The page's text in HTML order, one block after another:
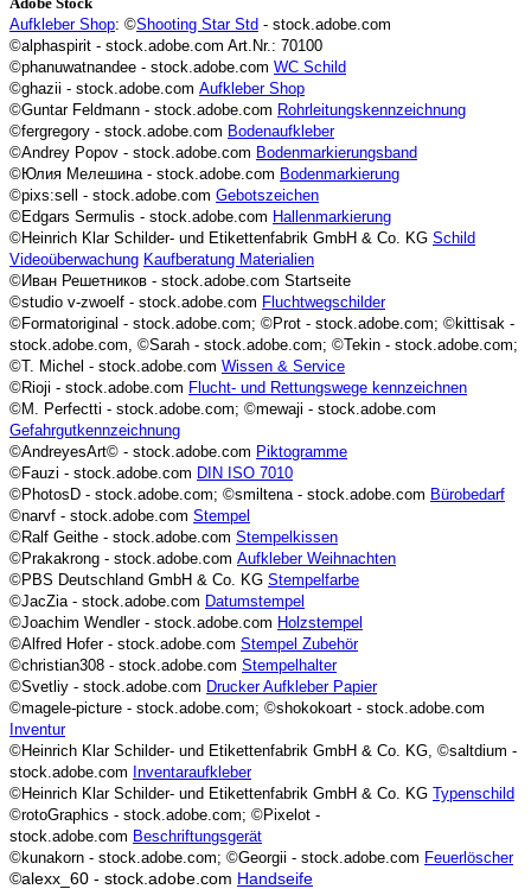
Aufkleber Shop: ©Shooting Star Std - stock.adobe.com
©alphaspirit - stock.adobe.com Art.Nr.: 70100
©phanuwatnandee - stock.adobe.com WC Schild
©ghazii - stock.adobe.com Aufkleber Shop
©Guntar Feldmann - stock.adobe.com Rohrleitungskennzeichnung
©fergregory - stock.adobe.com Bodenaufkleber
©Andrey Popov - stock.adobe.com Bodenmarkierungsband
©Юлия Мелешина - stock.adobe.com Bodenmarkierung
©pixs:sell - stock.adobe.com Gebotszeichen
©Edgars Sermulis - stock.adobe.com Hallenmarkierung
©Heinrich Klar Schilder- und Etikettenfabrik GmbH & Co. KG Schild
Videoüberwachung Kaufberatung Materialien
©Иван Решетников - stock.adobe.com Startseite
©studio v-zwoelf - stock.adobe.com Fluchtwegschilder
©Formatoriginal - stock.adobe.com; ©Prot - stock.adobe.com; ©kittisak -
stock.adobe.com, ©Sarah - stock.adobe.com; ©Tekin - stock.adobe.com;
©T. Michel - stock.adobe.com Wissen & Service
©Rioji - stock.adobe.com Flucht- und Rettungswege kennzeichnen
©M. Perfectti - stock.adobe.com; ©mewaji - stock.adobe.com
Gefahrgutkennzeichnung
©AndreyesArt© - stock.adobe.com Piktogramme
©Fauzi - stock.adobe.com DIN ISO 7010
©PhotosD - stock.adobe.com; ©smiltena - stock.adobe.com Bürobedarf
©narvf - stock.adobe.com Stempel
©Ralf Geithe - stock.adobe.com Stempelkissen
©Prakakrong - stock.adobe.com Aufkleber Weihnachten
©PBS Deutschland GmbH & Co. KG Stempelfarbe
©JacZia - stock.adobe.com Datumstempel
©Joachim Wendler - stock.adobe.com Holzstempel
©Alfred Hofer - stock.adobe.com Stempel Zubehör
©christian308 - stock.adobe.com Stempelhalter
©Svetliy - stock.adobe.com Drucker Aufkleber Papier
©magele-picture - stock.adobe.com; ©shokokoart - stock.adobe.com
Inventur
©Heinrich Klar Schilder- und Etikettenfabrik GmbH & Co. KG, ©saltdium -
stock.adobe.com Inventaraufkleber
©Heinrich Klar Schilder- und Etikettenfabrik GmbH & Co. KG Typenschild
©rotoGraphics - stock.adobe.com; ©Pixelot -
stock.adobe.com Beschriftungsgerät
©kunakorn - stock.adobe.com; ©Georgii - stock.adobe.com Feuerlöscher
©alexx_60 - stock.adobe.com Handseife